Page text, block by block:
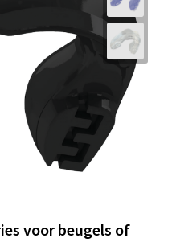
voor beugels of